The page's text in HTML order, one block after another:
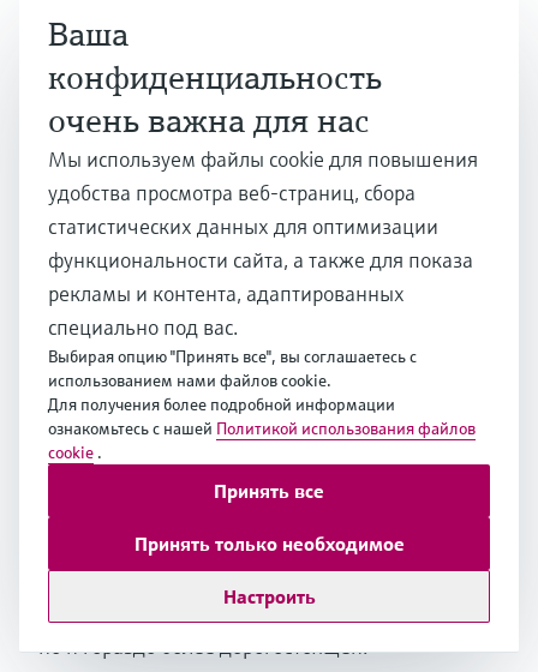
Методы производства водорода оказывают
различное воздействие на окружающую
среду, что отражено в цветовой системе,
которая классифицирует их по степени
экологичности. К ним относятся:
1. Серый водород: Наиболее
распространенные, но наименее
экологичные, получаемые из природного
газа паровым риформингом метана (SMR)
и автотермическим риформингом (ATR)
без улавливания углерода с выделением
значительного количества диоксида
углерода.
2. Голубой водород: В технологиях SMR и
ATR также используется природный газ, но
в них предусмотрена процедура
улавливания и хранения углерода (CCS).
Это делает технологию более экологичной,
но и гораздо более дорогостоящей.
Ваша
конфиденциальность
очень важна для нас
Мы используем файлы cookie для повышения
удобства просмотра веб-страниц, сбора
статистических данных для оптимизации
функциональности сайта, а также для показа
рекламы и контента, адаптированных
специально под вас.
Выбирая опцию "Принять все", вы соглашаетесь с
использованием нами файлов cookie.
Для получения более подробной информации
ознакомьтесь с нашей Политикой использования файлов
cookie .
Настроить
Принять только необходимое
Принять все